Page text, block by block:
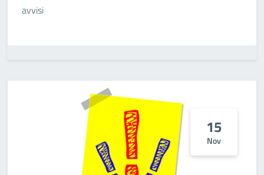
avvisi
15
Nov